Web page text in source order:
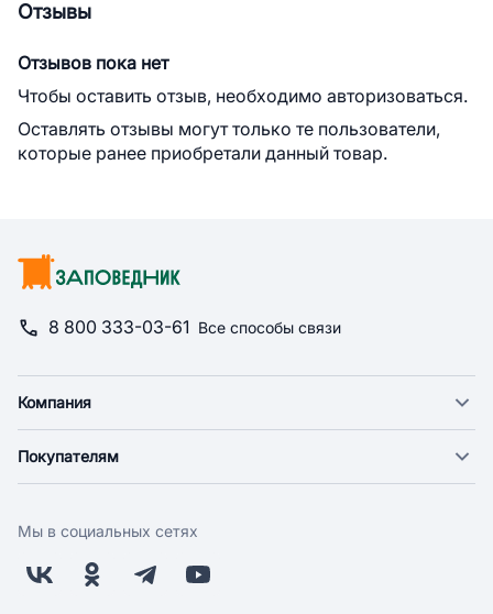
Отзывы
Отзывов пока нет
Чтобы оставить отзыв, необходимо авторизоваться.
Оставлять отзывы могут только те пользователи,
которые ранее приобретали данный товар.
8 800 333-03-61 Все способы связи
Компания
Новости
Поставщикам
Заводчикам
Покупателям
Оплата
Бонусная программа
Мы в социальных сетях